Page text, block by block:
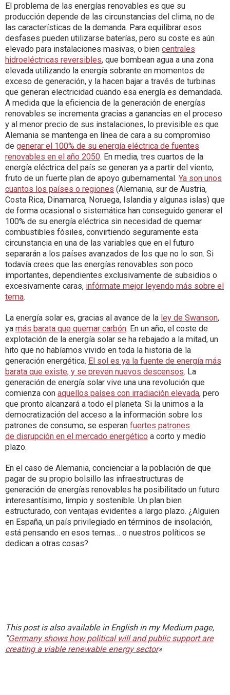
El problema de las energías renovables es que su
producción depende de las circunstancias del clima, no de
las características de la demanda. Para equilibrar esos
desfases pueden utilizarse baterías, pero su coste es aún
elevado para instalaciones masivas, o bien centrales
hidroeléctricas reversibles, que bombean agua a una zona
elevada utilizando la energía sobrante en momentos de
exceso de generación, y la hacen bajar a través de turbinas
que generan electricidad cuando esa energía es demandada.
A medida que la eficiencia de la generación de energías
renovables se incrementa gracias a ganancias en el proceso
y al menor precio de sus instalaciones, lo previsible es que
Alemania se mantenga en línea de cara a su compromiso
de generar el 100% de su energía eléctrica de fuentes
renovables en el año 2050. En media, tres cuartos de la
energía eléctrica del país se generan ya a partir del viento,
fruto de un fuerte plan de apoyo gubernamental. Ya son unos
cuantos los países o regiones (Alemania, sur de Austria,
Costa Rica, Dinamarca, Noruega, Islandia y algunas islas) que
de forma ocasional o sistemática han conseguido generar el
100% de su energía eléctrica sin necesidad de quemar
combustibles fósiles, convirtiendo seguramente esta
circunstancia en una de las variables que en el futuro
separarán a los países avanzados de los que no lo son. Si
todavía crees que las energías renovables son poco
importantes, dependientes exclusivamente de subsidios o
excesivamente caras, infórmate mejor leyendo más sobre el
tema.
La energía solar es, gracias al avance de la ley de Swanson,
ya más barata que quemar carbón. En un año, el coste de
explotación de la energía solar se ha rebajado a la mitad, un
hito que no habíamos vivido en toda la historia de la
generación energética. El sol es ya la fuente de energía más
barata que existe, y se preven nuevos descensos. La
generación de energía solar vive una una revolución que
comienza con aquellos países con irradiación elevada, pero
que pronto alcanzará a todo el planeta. Si la unimos a la
democratización del acceso a la información sobre los
patrones de consumo, se esperan fuertes patrones
de disrupción en el mercado energético a corto y medio
plazo.
En el caso de Alemania, concienciar a la población de que
pagar de su propio bolsillo las infraestructuras de
generación de energías renovables ha posibilitado un futuro
interesantísimo, limpio y sostenible. Un plan bien
estructurado, con ventajas evidentes a largo plazo. ¿Alguien
en España, un país privilegiado en términos de insolación,
está pensando en esos temas… o nuestros políticos se
dedican a otras cosas?
This post is also available in English in my Medium page,
“Germany shows how political will and public support are
creating a viable renewable energy sector»